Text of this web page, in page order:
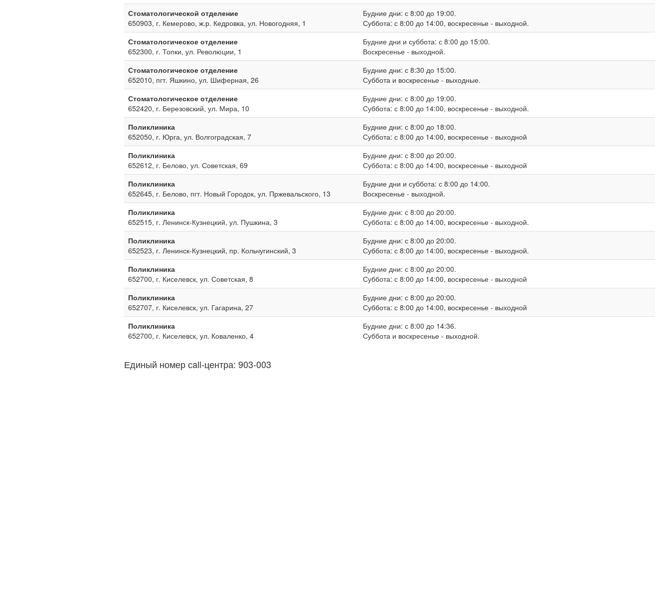
Стоматологической отделение
650903, г. Кемерово, ж.р. Кедровка, ул. Новогодняя, 1
Будние дни: с 8:00 до 19:00.
Суббота: с 8:00 до 14:00, воскресенье - выходной.
Стоматологическое отделение
652300, г. Топки, ул. Революции, 1
Будние дни и суббота: с 8:00 до 15:00.
Воскресенье - выходной.
Стоматологическое отделение
652010, пгт. Яшкино, ул. Шиферная, 26
Будние дни: с 8:30 до 15:00.
Суббота и воскресенье - выходные.
Стоматологическое отделение
652420, г. Березовский, ул. Мира, 10
Будние дни: с 8:00 до 19:00.
Суббота: с 8:00 до 14:00, воскресенье - выходной.
Поликлиника
652050, г. Юрга, ул. Волгоградская, 7
Будние дни: с 8:00 до 18:00.
Суббота: с 8:00 до 14:00, воскресенье - выходной
Поликлиника
652612, г. Белово, ул. Советская, 69
Будние дни: с 8:00 до 20:00.
Суббота: с 8:00 до 14:00, воскресенье - выходной
Поликлиника
652645, г. Белово, пгт. Новый Городок, ул. Пржевальского, 13
Будние дни и суббота: с 8:00 до 14:00.
Воскресенье - выходной.
Поликлиника
652515, г. Ленинск-Кузнецкий, ул. Пушкина, 3
Будние дни: с 8:00 до 20:00.
Суббота: с 8:00 до 14:00, воскресенье - выходной.
Поликлиника
652523, г. Ленинск-Кузнецкий, пр. Кольчугинский, 3
Будние дни: с 8:00 до 20:00.
Суббота: с 8:00 до 14:00, воскресенье - выходной.
Поликлиника
652700, г. Киселевск, ул. Советская, 8
Будние дни: с 8:00 до 20:00.
Суббота: с 8:00 до 14:00, воскресенье - выходной
Поликлиника
652707, г. Киселевск, ул. Гагарина, 27
Будние дни: с 8:00 до 20:00.
Суббота: с 8:00 до 14:00, воскресенье - выходной
Поликлиника
652700, г. Киселевск, ул. Коваленко, 4
Будние дни: с 8:00 до 14:36.
Суббота и воскресенье - выходной.
Единый номер сall-центра: 903-003